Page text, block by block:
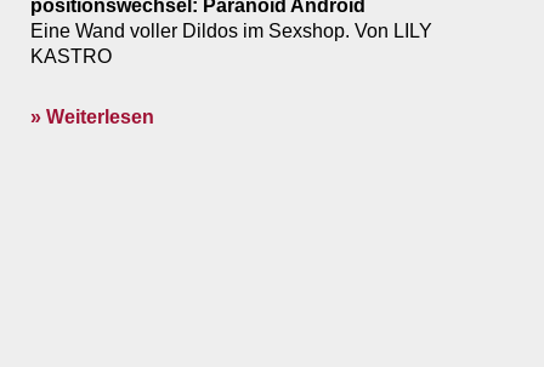
positionswechsel: Paranoid Android
Eine Wand voller Dildos im Sexshop. Von LILY
KASTRO
» Weiterlesen